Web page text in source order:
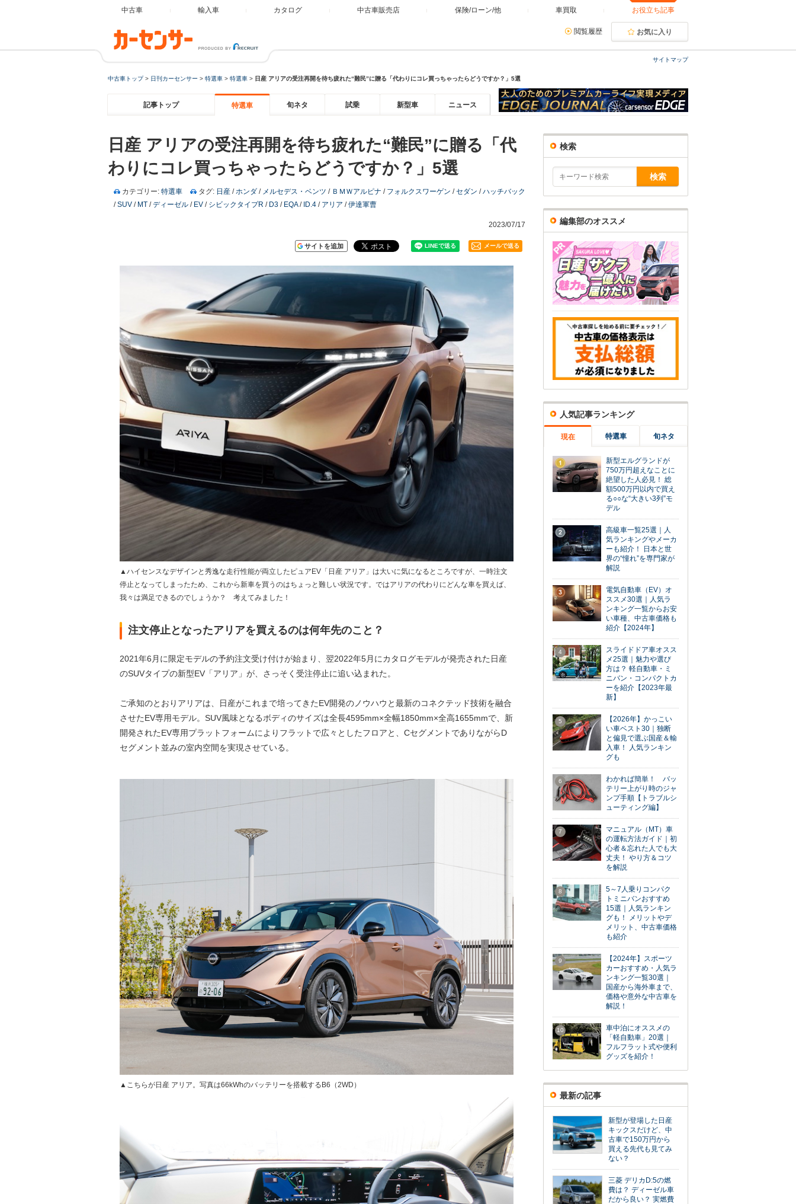
中古車 輸入車 カタログ 中古車販売店 保険/ローン/他 車買取 お役立ち記事
閲覧履歴 お気に入り
サイトマップ
中古車トップ> 日刊カーセンサー > 特選車 > 特選車 > 日産 アリアの受注再開を待ち疲れた“難民”に贈る「代わりにコレ買っちゃったらどうですか？」5選
記事トップ 特選車 旬ネタ 試乗 新型車 ニュース
日産 アリアの受注再開を待ち疲れた“難民”に贈る「代
わりにコレ買っちゃったらどうですか？」5選
カテゴリー: 特選車 タグ: 日産 /ホンダ / メルセデス・ベンツ / ＢＭＷアルピナ / フォルクスワーゲン /セダン /ハッチバック
/SUV / MT /ディーゼル / EV / シビックタイプR / D3 / EQA/ ID.4 / アリア /伊達軍曹
2023/07/17
サイトを追加 メールで送る
▲ハイセンスなデザインと秀逸な走行性能が両立したピュアEV「日産 アリア」は大いに気になるところですが、一時注文
停止となってしまったため、これから新車を買うのはちょっと難しい状況です。ではアリアの代わりにどんな車を買えば、
我々は満足できるのでしょうか？ 考えてみました！
注文停止となったアリアを買えるのは何年先のこと？
2021年6月に限定モデルの予約注文受け付けが始まり、翌2022年5月にカタログモデルが発売された日産
のSUVタイプの新型EV「アリア」が、さっそく受注停止に追い込まれた。
ご承知のとおりアリアは、日産がこれまで培ってきたEV開発のノウハウと最新のコネクテッド技術を融合
させたEV専用モデル。SUV風味となるボディのサイズは全長4595mm×全幅1850mm×全高1655mmで、新
開発されたEV専用プラットフォームによりフラットで広々としたフロアと、CセグメントでありながらD
セグメント並みの室内空間を実現させている。
▲こちらが日産 アリア。写真は66kWhのバッテリーを搭載するB6（2WD）
検索
編集部のオススメ
人気記事ランキング
現在 特選車 旬ネタ
1
新型エルグランドが
750万円超えなことに
絶望した人必見！ 総
額500万円以内で買え
る○○な“大きい3列”モ
デル
2
高級車一覧25選｜人
気ランキングやメーカ
ーも紹介！ 日本と世
界の“憧れ”を専門家が
解説
3
電気自動車（EV）オ
ススメ30選｜人気ラ
ンキング一覧からお安
い車種、中古車価格も
紹介【2024年】
4
スライドドア車オスス
メ25選｜魅力や選び
方は？ 軽自動車・ミ
ニバン・コンパクトカ
ーを紹介【2023年最
新】
5
【2026年】かっこい
い車ベスト30｜独断
と偏見で選ぶ国産＆輸
入車！ 人気ランキン
グも
6
わかれば簡単！ バッ
テリー上がり時のジャ
ンプ手順【トラブルシ
ューティング編】
7
マニュアル（MT）車
の運転方法ガイド｜初
心者＆忘れた人でも大
丈夫！ やり方＆コツ
を解説
8
5～7人乗りコンパク
トミニバンおすすめ
15選｜人気ランキン
グも！ メリットやデ
メリット、中古車価格
も紹介
9
【2024年】スポーツ
カーおすすめ・人気ラ
ンキング一覧30選｜
国産から海外車まで、
価格や意外な中古車を
解説！
10
車中泊にオススメの
「軽自動車」20選｜
フルフラット式や便利
グッズを紹介！
最新の記事
新型が登場した日産
キックスだけど、中
古車で150万円から
買える先代も見てみ
ない？
三菱 デリカD:5の燃
費は？ ディーゼル車
だから良い？ 実燃費